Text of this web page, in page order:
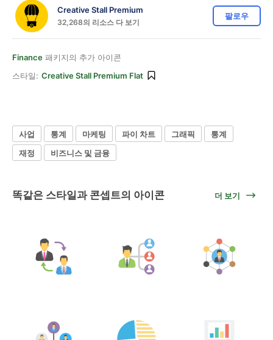
Creative Stall Premium
32,268의 리소스 다 보기
팔로우
Finance 패키지의 추가 아이콘
스타일: Creative Stall Premium Flat
사업 통계 마케팅 파이 차트 그래픽
통계
재정
비즈니스 및 금융
똑같은 스타일과 콘셉트의 아이콘 더 보기